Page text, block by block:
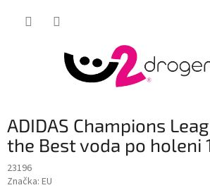
ADIDAS Champions
the Best voda po holeni
23196
Značka: EU